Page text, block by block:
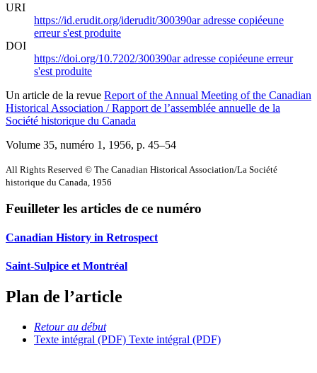
URI
https://id.erudit.org/iderudit/300390aradresse copiéeune
erreur s'est produite
DOI
https://doi.org/10.7202/300390aradresse copiéeune erreur
s'est produite
Un article de la revue Report of the Annual Meeting of the Canadian
Historical Association / Rapport de l’assemblée annuelle de la
Société historique du Canada
Volume 35, numéro 1, 1956, p. 45–54
All Rights Reserved © The Canadian Historical Association/La Société
historique du Canada, 1956
Feuilleter les articles de ce numéro
Canadian History in Retrospect
Saint-Sulpice et Montréal
Plan de l’article
Retour au début
Texte intégral (PDF) Texte intégral (PDF)